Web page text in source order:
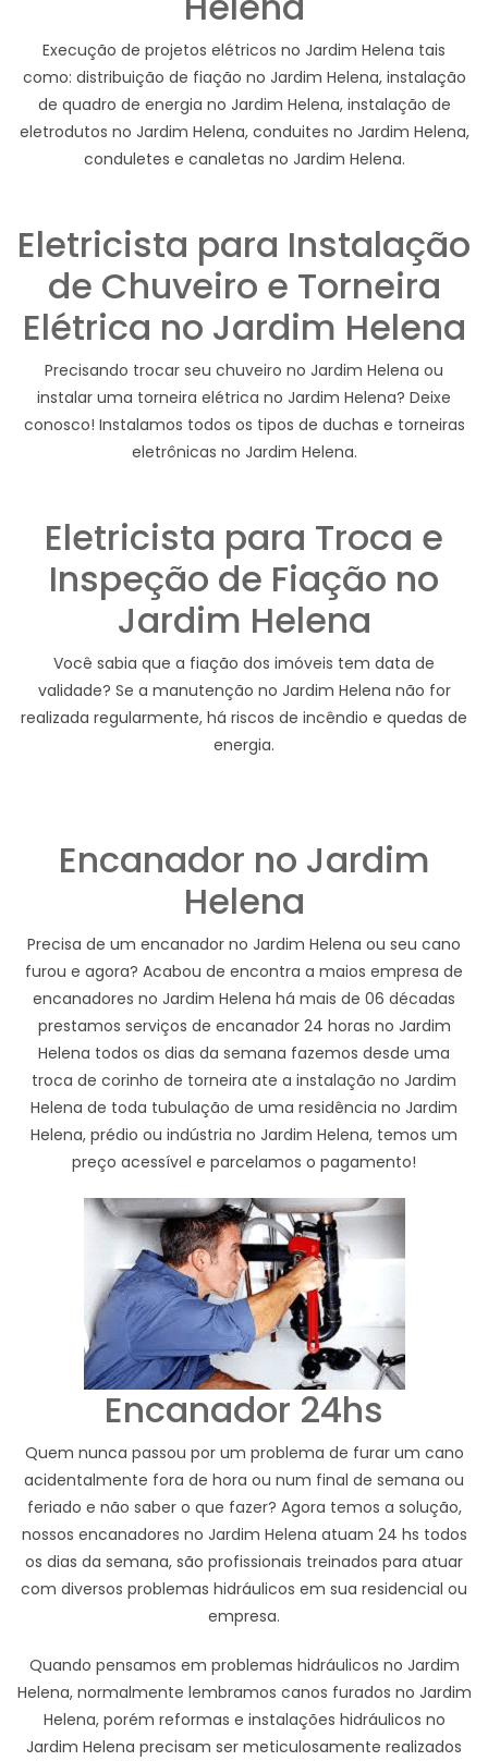
Execução de projetos elétricos no Jardim Helena tais
como: distribuição de fiação no Jardim Helena, instalação
de quadro de energia no Jardim Helena, instalação de
eletrodutos no Jardim Helena, conduites no Jardim Helena,
conduletes e canaletas no Jardim Helena.
Eletricista para Instalação
de Chuveiro e Torneira
Elétrica no Jardim Helena
Precisando trocar seu chuveiro no Jardim Helena ou
instalar uma torneira elétrica no Jardim Helena? Deixe
conosco! Instalamos todos os tipos de duchas e torneiras
eletrônicas no Jardim Helena.
Eletricista para Troca e
Inspeção de Fiação no
Jardim Helena
Você sabia que a fiação dos imóveis tem data de
validade? Se a manutenção no Jardim Helena não for
realizada regularmente, há riscos de incêndio e quedas de
energia.
Encanador no Jardim
Helena
Precisa de um encanador no Jardim Helena ou seu cano
furou e agora? Acabou de encontra a maios empresa de
encanadores no Jardim Helena há mais de 06 décadas
prestamos serviços de encanador 24 horas no Jardim
Helena todos os dias da semana fazemos desde uma
troca de corinho de torneira ate a instalação no Jardim
Helena de toda tubulação de uma residência no Jardim
Helena, prédio ou indústria no Jardim Helena, temos um
preço acessível e parcelamos o pagamento!
Encanador 24hs
Quem nunca passou por um problema de furar um cano
acidentalmente fora de hora ou num final de semana ou
feriado e não saber o que fazer? Agora temos a solução,
nossos encanadores no Jardim Helena atuam 24 hs todos
os dias da semana, são profissionais treinados para atuar
com diversos problemas hidráulicos em sua residencial ou
empresa.
Quando pensamos em problemas hidráulicos no Jardim
Helena, normalmente lembramos canos furados no Jardim
Helena, porém reformas e instalações hidráulicos no
Jardim Helena precisam ser meticulosamente realizados